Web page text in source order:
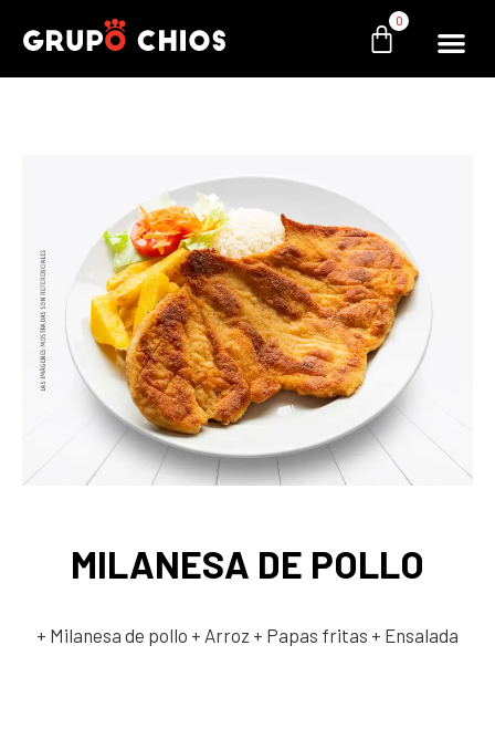
MILANESA DE POLLO
+ Milanesa de pollo + Arroz + Papas fritas + Ensalada